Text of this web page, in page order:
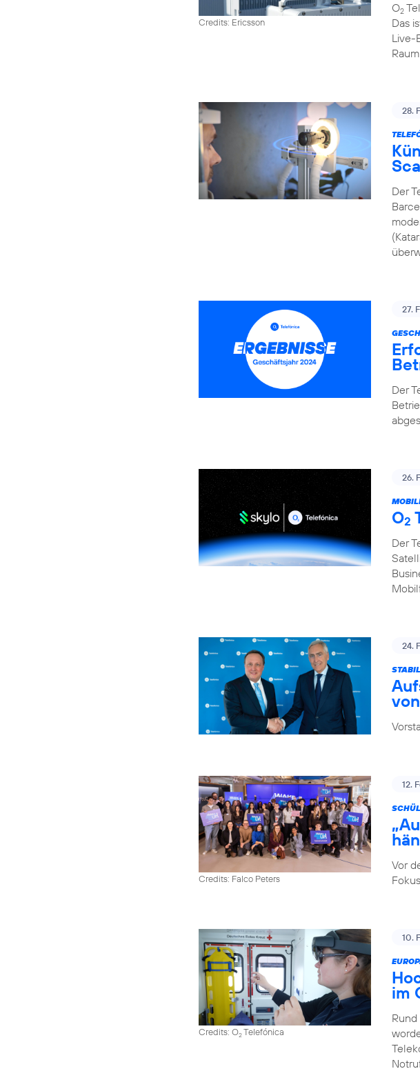
Credits: Ericsson
O2
Das
Live-
28.
Der
27.
Der
26.
O2
Der
24.
Credits: Falco Peters
12.
Vor
Credits: O2Telefónica
10.
im